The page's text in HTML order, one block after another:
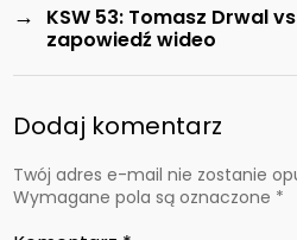
→
KSW 53: Tomasz Drwal
zapowiedź wideo
Dodaj komentarz
Twój adres e-mail nie zostanie
Wymagane pola są oznaczone *